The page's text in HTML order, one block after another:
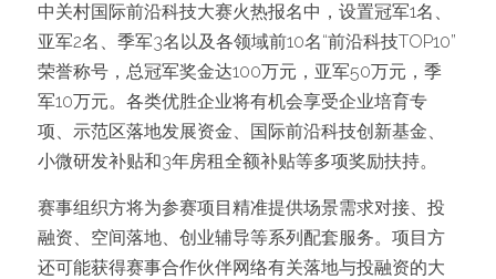
中关村国际前沿科技大赛火热报名中，设置冠军1名、
亚军2名、季军3名以及各领域前10名“前沿科技TOP10”
荣誉称号，总冠军奖金达100万元，亚军50万元，季
军10万元。各类优胜企业将有机会享受企业培育专
项、示范区落地发展资金、国际前沿科技创新基金、
小微研发补贴和3年房租全额补贴等多项奖励扶持。
赛事组织方将为参赛项目精准提供场景需求对接、投
融资、空间落地、创业辅导等系列配套服务。项目方
还可能获得赛事合作伙伴网络有关落地与投融资的大